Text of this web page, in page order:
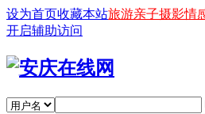
设为首页收藏本站旅游亲子摄影情
开启辅助访问